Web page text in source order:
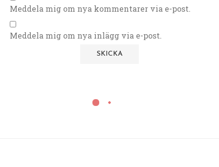
Meddela mig om nya kommentarer via e-post.
Meddela mig om nya inlägg via e-post.